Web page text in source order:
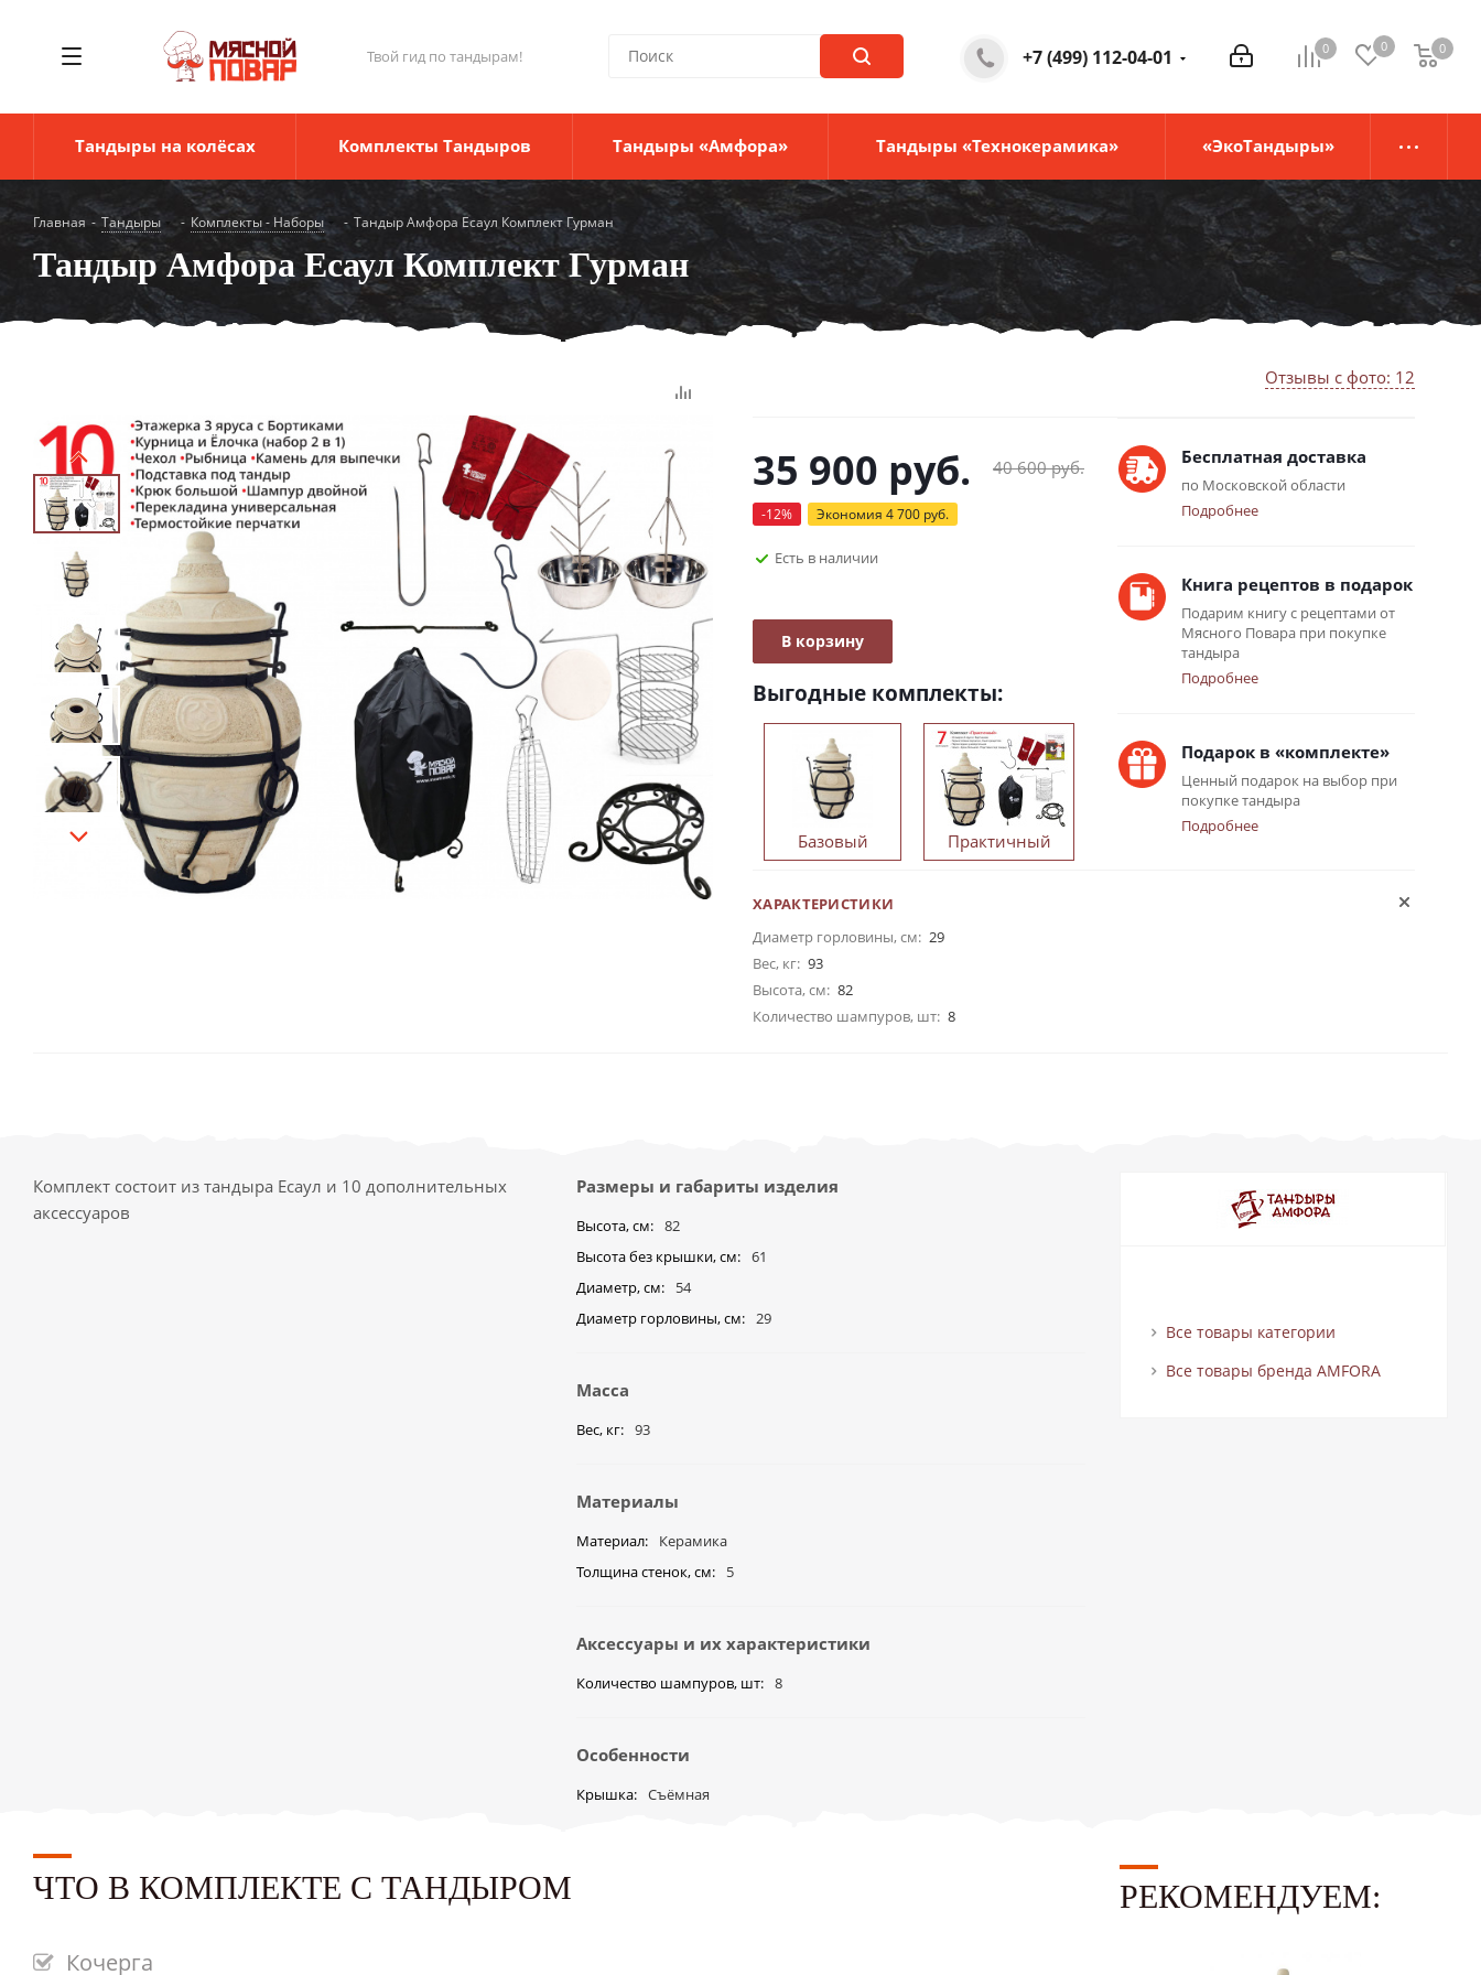
Твой гид по тандырам! 0 0 0
0
+7 (499) 112-04-01
Тандыры на колёсах Комплекты Тандыров Тандыры «Амфора» Тандыры «Технокерамика» «ЭкоТандыры»
Главная - Тандыры - Комплекты - Наборы - Тандыр Амфора Есаул Комплект Гурман
Тандыр Амфора Есаул Комплект Гурман
Отзывы с фото: 12
Бесплатная доставка
по Московской области
Подробнее
Книга рецептов в подарок
Подарим книгу с рецептами от
Мясного Повара при покупке
тандыра
Подробнее
Подарок в «комплекте»
Ценный подарок на выбор при
покупке тандыра
Подробнее
35 900 руб. 40 600руб.
-12% Экономия 4 700 руб.
Есть в наличии
В корзину
Выгодные комплекты:
Базовый Практичный
ХАРАКТЕРИСТИКИ
Диаметр горловины, см: 29
Вес, кг: 93
Высота, см: 82
Количество шампуров, шт: 8
Комплект состоит из тандыра Есаул и 10 дополнительных
аксессуаров
Размеры и габариты изделия
Высота, см
82
Высота без крышки, см
61
Диаметр, см
54
Диаметр горловины, см
29
Масса
Вес, кг 93
Материалы
Материал
Керамика
Толщина стенок, см
5
Аксессуары и их характеристики
Количество шампуров, шт 8
Особенности
Крышка Съёмная
Все товары категории
Все товары бренда AMFORA
ЧТО В КОМПЛЕКТЕ С ТАНДЫРОМ
Кочерга
РЕКОМЕНДУЕМ: